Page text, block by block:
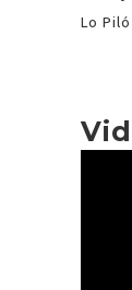
Lo Piló